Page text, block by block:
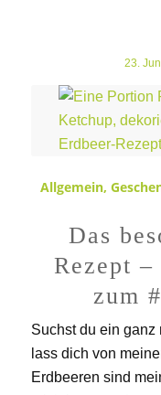
23. /
Allgemein,
Das
Rezept
zum
Suchst du ein
lass dich von
Erdbeeren sind